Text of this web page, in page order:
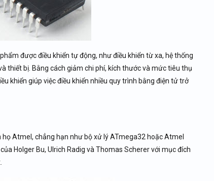
được điều khiển tự động, như điều khiển từ xa, hệ thống
thiết bị. Bằng cách giảm chi phí, kích thước và mức tiêu thụ
khiển giúp việc điều khiển nhiều quy trình bằng điện tử trở
Atmel, chẳng hạn như bộ xử lý ATmega32 hoặc Atmel
Holger Bu, Ulrich Radig và Thomas Scherer với mục đích